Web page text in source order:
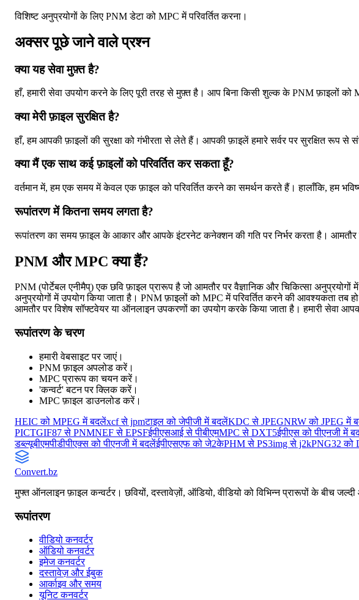
विशिष्ट अनुप्रयोगों के लिए PNM डेटा को MPC में परिवर्तित करना।
अक्सर पूछे जाने वाले प्रश्न
क्या यह सेवा मुफ़्त है?
हाँ, हमारी सेवा उपयोग करने के लिए पूरी तरह से मुफ़्त है। आप बिना किसी शुल्क के PNM फ़ाइलों को
क्या मेरी फ़ाइल सुरक्षित है?
हाँ, हम आपकी फ़ाइलों की सुरक्षा को गंभीरता से लेते हैं। आपकी फ़ाइलें हमारे सर्वर पर सुरक्षित रूप से
क्या मैं एक साथ कई फ़ाइलों को परिवर्तित कर सकता हूँ?
वर्तमान में, हम एक समय में केवल एक फ़ाइल को परिवर्तित करने का समर्थन करते हैं। हालाँकि, हम
रूपांतरण में कितना समय लगता है?
रूपांतरण का समय फ़ाइल के आकार और आपके इंटरनेट कनेक्शन की गति पर निर्भर करता है। आमतौर
PNM और MPC क्या हैं?
PNM (पोर्टेबल एनीमैप्) एक छवि फ़ाइल प्रारूप है जो आमतौर पर वैज्ञानिक और चिकित्सा
अनुप्रयोगों में उपयोग किया जाता है। PNM फ़ाइलों को MPC में परिवर्तित करने की आवश्यकता
आमतौर पर विशेष सॉफ्टवेयर या ऑनलाइन उपकरणों का उपयोग करके किया जाता है। हमारी सेवा
रूपांतरण के चरण
हमारी वेबसाइट पर जाएं।
PNM फ़ाइल अपलोड करें।
MPC प्रारूप का चयन करें।
'कन्वर्ट' बटन पर क्लिक करें।
MPC फ़ाइल डाउनलोड करें।
HEIC को MPEG में बदलेंxcf से jpmटाइल को जेपीजी में बदलेंKDC से JPEGNRW को JPEG में
PICTGIF87 से PNMNEF से EPSFईपीएसआई से पीबीएमMPC से DXT5ईपीएस को पीएनजी में
डब्ल्यूबीएमपीडीपीएक्स को पीएनजी में बदलेंईपीएसएफ को जे2केPHM से PS3img से j2kPNG32 को
Convert.bz
मुफ्त ऑनलाइन फ़ाइल कन्वर्टर। छवियों, दस्तावेज़ों, ऑडियो, वीडियो को विभिन्न प्रारूपों के बीच
रूपांतरण
वीडियो कनवर्टर
ऑडियो कनवर्टर
इमेज कनवर्टर
दस्तावेज़ और ईबुक
आर्काइव और समय
यूनिट कनवर्टर